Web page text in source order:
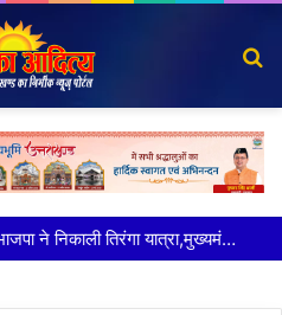
भारत-चीन सीमा पर बसे उत्तराखंड के दो गांव पहली बार पहुंची बिजली आने वाले 15 अगस्त को मनाएंगे अंधेरे से आजादी का जश्न